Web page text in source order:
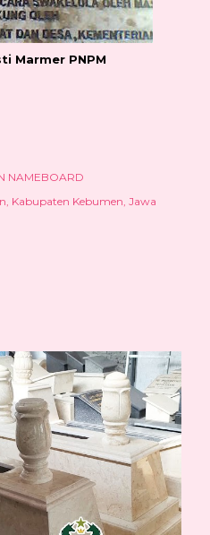
Marmer PNPM
NAMEBOARD
Kabupaten Kebumen, Jawa